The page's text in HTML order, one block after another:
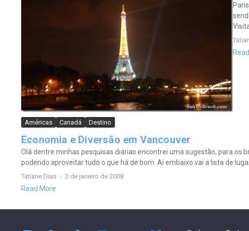
Américas Canadá Destino
Economia e Diversão em Vancouver
Olá dentre minhas pesquisas diárias encontrei uma sugestão, para os
podendo aproveitar tudo o que há de bom. Aí embaixo vai a lista de
Tatiane Dias 2 de janeiro de 2008
Read More